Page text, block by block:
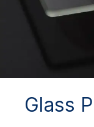
Descargas
Glass